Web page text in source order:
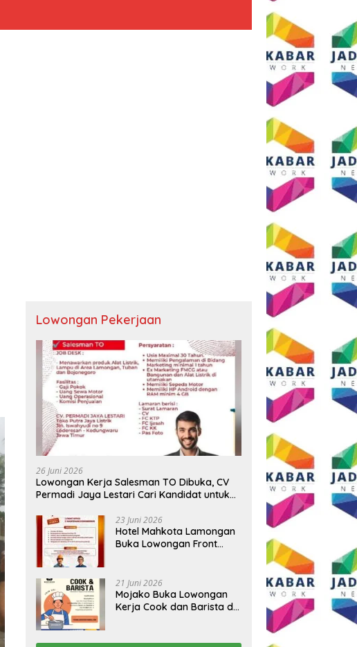
Lowongan Pekerjaan
26 Juni 2026
Lowongan Kerja Salesman TO Dibuka, CV
Permadi Jaya Lestari Cari Kandidat untuk
23 Juni 2026
Hotel Mahkota Lamongan
Buka Lowongan Front
Syaratnya
21 Juni 2026
Mojako Buka Lowongan
Kerja Cook dan Barista di